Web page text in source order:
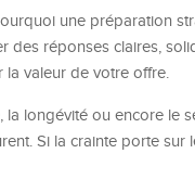
une préparation
des réponses claires,
valeur de votre offre.
la longévité ou encore le
Si la crainte porte sur